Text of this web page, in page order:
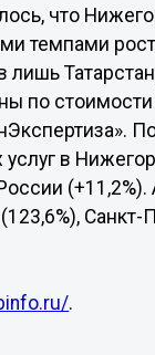
что
темпами
лишь
по
в
Санкт-
.